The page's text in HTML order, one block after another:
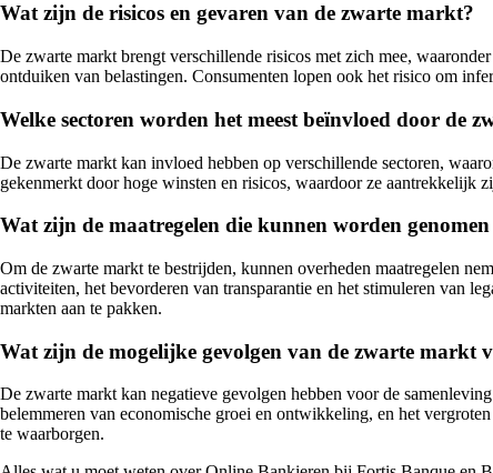
Wat zijn de risicos en gevaren van de zwarte markt?
De zwarte markt brengt verschillende risicos met zich mee,
ontduiken van belastingen. Consumenten lopen ook het risico om
Welke sectoren worden het meest beïnvloed door de
De zwarte markt kan invloed hebben op verschillende sectoren,
gekenmerkt door hoge winsten en risicos, waardoor ze
Wat zijn de maatregelen die kunnen worden
Om de zwarte markt te bestrijden, kunnen overheden maatregelen
activiteiten, het bevorderen van transparantie en het stimuleren van
markten aan te pakken.
Wat zijn de mogelijke gevolgen van de zwarte markt
De zwarte markt kan negatieve gevolgen hebben voor de
belemmeren van economische groei en ontwikkeling, en het
te waarborgen.